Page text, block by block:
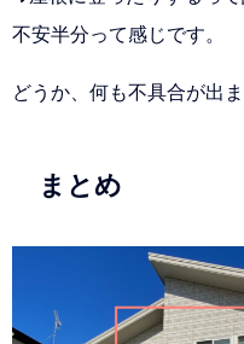
不安半分って感じです。
どうか、何も不具合が出
まとめ